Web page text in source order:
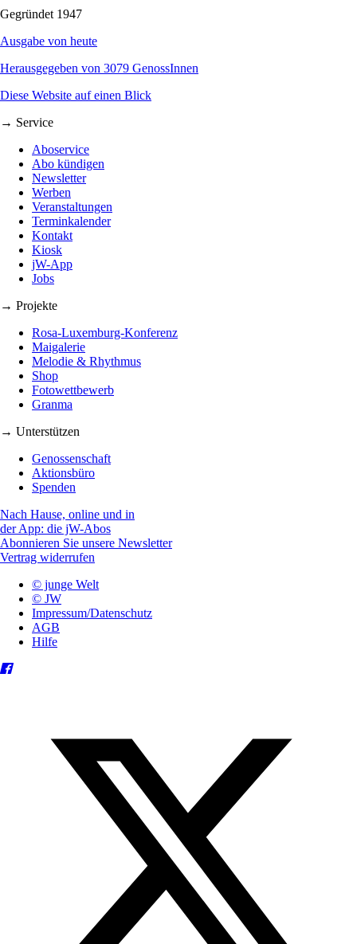
Gegründet 1947
Ausgabe von heute
Herausgegeben von 3079 GenossInnen
Diese Website auf einen Blick
→ Service
Aboservice
Abo kündigen
Newsletter
Werben
Veranstaltungen
Terminkalender
Kontakt
Kiosk
jW-App
Jobs
→ Projekte
Rosa-Luxemburg-Konferenz
Maigalerie
Melodie & Rhythmus
Shop
Fotowettbewerb
Granma
→ Unterstützen
Genossenschaft
Aktionsbüro
Spenden
Nach Hause, online und in
der App: die jW-Abos
Abonnieren Sie unsere Newsletter
Vertrag widerrufen
© junge Welt
© JW
Impressum/Datenschutz
AGB
Hilfe